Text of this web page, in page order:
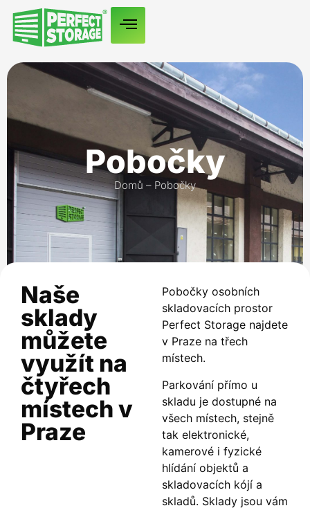
Pobočky
Domů – Pobočky
Naše
sklady
můžete
využít na
čtyřech
místech v
Praze
Pobočky osobních
skladovacích prostor
Perfect Storage najdete
v Praze na třech
místech.
Parkování přímo u
skladu je dostupné na
všech místech, stejně
tak elektronické,
kamerové i fyzické
hlídání objektů a
skladovacích kójí a
skladů. Sklady jsou vám